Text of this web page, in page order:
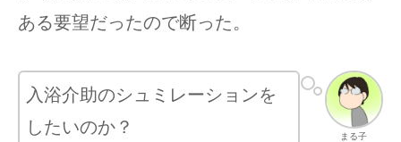
ある要望だったので断った。
まる子
入浴介助のシュミレーションを
したいのか？